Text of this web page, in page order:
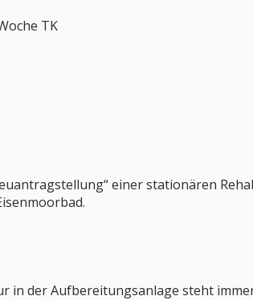
TK
einer stationären
in der Aufbereitungsanlage steht